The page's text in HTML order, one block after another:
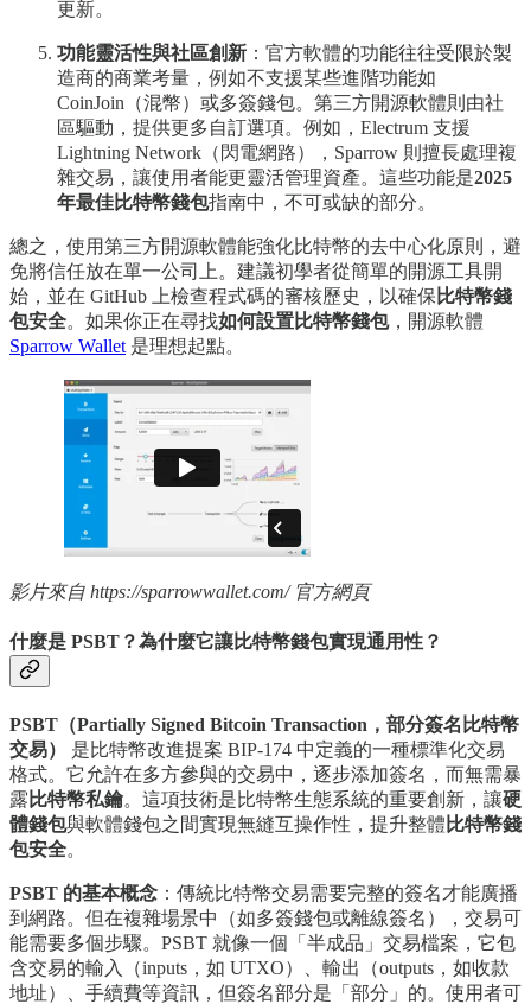
更新。
功能靈活性與社區創新 ：官方軟體的功能往往受限於製
造商的商業考量，例如不支援某些進階功能如
CoinJoin（混幣）或多簽錢包。第三方開源軟體則由社
區驅動，提供更多自訂選項。例如，Electrum 支援
Lightning Network（閃電網路），Sparrow 則擅長處理複
雜交易，讓使用者能更靈活管理資產。這些功能是2025
年最佳比特幣錢包指南中，不可或缺的部分。
總之，使用第三方開源軟體能強化比特幣的去中心化原則，避
免將信任放在單一公司上。建議初學者從簡單的開源工具開
始，並在 GitHub 上檢查程式碼的審核歷史，以確保 比特幣錢
包安全。如果你正在尋找如何設置比特幣錢包，開源軟體
Sparrow Wallet 是理想起點。
影片來自 https://sparrowwallet.com/ 官方網頁
什麼是 PSBT？為什麼它讓比特幣錢包實現通用性？
PSBT（Partially Signed Bitcoin Transaction，部分簽名比特幣
交易）
是比特幣改進提案 BIP-174 中定義的一種標準化交易
格式。它允許在多方參與的交易中，逐步添加簽名，而無需暴
露 比特幣私鑰。這項技術是比特幣生態系統的重要創新，讓硬
體錢包與軟體錢包之間實現無縫互操作性，提升整體 比特幣錢
包安全。
PSBT 的基本概念 ：傳統比特幣交易需要完整的簽名才能廣播
到網路。但在複雜場景中（如多簽錢包或離線簽名），交易可
能需要多個步驟。PSBT 就像一個「半成品」交易檔案，它包
含交易的輸入（inputs，如 UTXO）、輸出（outputs，如收款
地址）、手續費等資訊，但簽名部分是「部分」的。使用者可